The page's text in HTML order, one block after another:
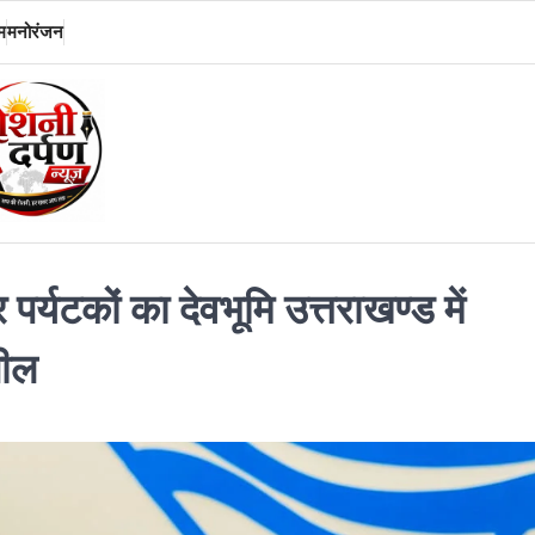
मनोरंजन
का देवभूमि उत्तराखण्ड में